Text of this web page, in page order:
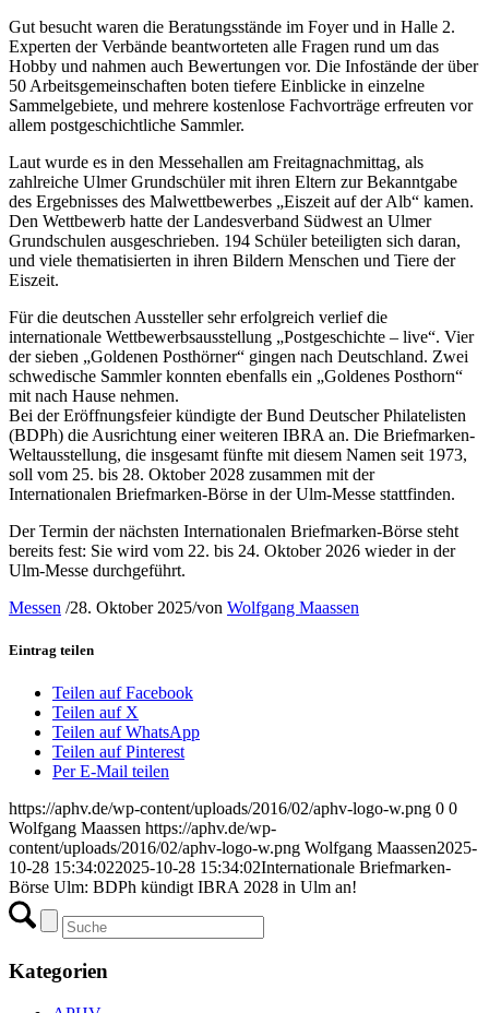
Gut besucht waren die Beratungsstände im Foyer und in Halle 2.
Experten der Verbände beantworteten alle Fragen rund um das
Hobby und nahmen auch Bewertungen vor. Die Infostände der über
50 Arbeitsgemeinschaften boten tiefere Einblicke in einzelne
Sammelgebiete, und mehrere kostenlose Fachvorträge erfreuten vor
allem postgeschichtliche Sammler.
Laut wurde es in den Messehallen am Freitagnachmittag, als
zahlreiche Ulmer Grundschüler mit ihren Eltern zur Bekanntgabe
des Ergebnisses des Malwettbewerbes „Eiszeit auf der Alb“ kamen.
Den Wettbewerb hatte der Landesverband Südwest an Ulmer
Grundschulen ausgeschrieben. 194 Schüler beteiligten sich daran,
und viele thematisierten in ihren Bildern Menschen und Tiere der
Eiszeit.
Für die deutschen Aussteller sehr erfolgreich verlief die
internationale Wettbewerbsausstellung „Postgeschichte – live“. Vier
der sieben „Goldenen Posthörner“ gingen nach Deutschland. Zwei
schwedische Sammler konnten ebenfalls ein „Goldenes Posthorn“
mit nach Hause nehmen.
Bei der Eröffnungsfeier kündigte der Bund Deutscher Philatelisten
(BDPh) die Ausrichtung einer weiteren IBRA an. Die Briefmarken-
Weltausstellung, die insgesamt fünfte mit diesem Namen seit 1973,
soll vom 25. bis 28. Oktober 2028 zusammen mit der
Internationalen Briefmarken-Börse in der Ulm-Messe stattfinden.
Der Termin der nächsten Internationalen Briefmarken-Börse steht
bereits fest: Sie wird vom 22. bis 24. Oktober 2026 wieder in der
Ulm-Messe durchgeführt.
Messen /28. Oktober 2025/von Wolfgang Maassen
Eintrag teilen
Teilen auf Facebook
Teilen auf X
Teilen auf WhatsApp
Teilen auf Pinterest
Per E-Mail teilen
https://aphv.de/wp-content/uploads/2016/02/aphv-logo-w.png 0 0
Wolfgang Maassen https://aphv.de/wp-
content/uploads/2016/02/aphv-logo-w.png Wolfgang Maassen2025-
10-28 15:34:022025-10-28 15:34:02Internationale Briefmarken-
Börse Ulm: BDPh kündigt IBRA 2028 in Ulm an!
Kategorien